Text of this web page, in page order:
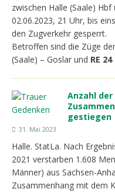
zwischen Halle (Saale)
02.06.2023, 21 Uhr, bis
den Zugverkehr gesperrt.
Betroffen sind die Züge
(Saale) – Goslar und RE 24
Anzahl
gestiegen
31. Mai 2023
Halle. StatLa. Nach
2021 verstarben 1.608
Männer) aus Sachsen-
Zusammenhang mit dem